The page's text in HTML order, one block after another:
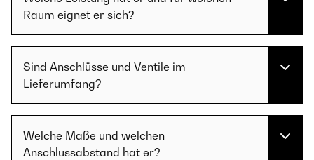
Raum eignet er sich?
Sind Anschlüsse und Ventile im
Lieferumfang?
Welche Maße und welchen
Anschlussabstand hat er?